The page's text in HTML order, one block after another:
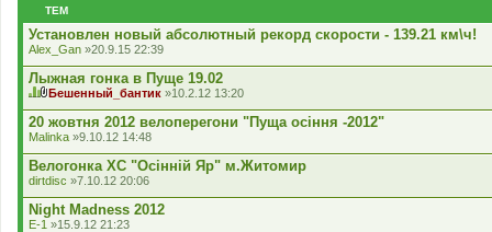
н
я
ТЕМ
Установлен новый абсолютный рекорд скорости - 139.21 км\ч!
Alex_Gan »20.9.15 22:39
Лыжная гонка в Пуще 19.02
я
т
е
м
а
м
а
є
г
к
л
а
д
е
н
н
я
Бешенный_бантик »10.2.12 13:20
20 жовтня 2012 велоперегони "Пуща осіння -2012"
Malinka »9.10.12 14:48
Велогонка XC "Осінній Яр" м.Житомир
dirtdisc »7.10.12 20:06
Night Madness 2012
E-1 »15.9.12 21:23